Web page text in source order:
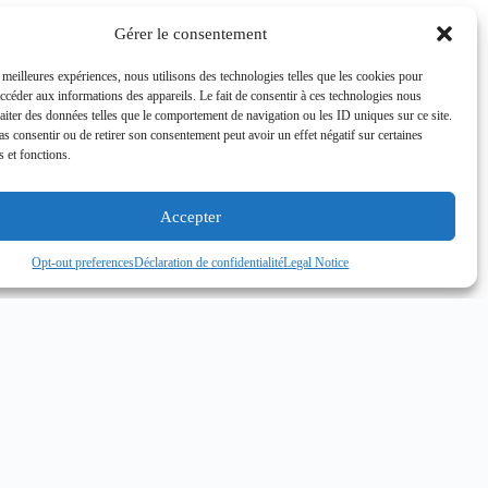
Gérer le consentement
expériences, nous utilisons des technologies telles que les cookies pour
aux informations des appareils. Le fait de consentir à ces technologies nous
des données telles que le comportement de navigation ou les ID uniques sur ce site.
consentir ou de retirer son consentement peut avoir un effet négatif sur certaines
et fonctions.
Accepter
Opt-out preferencesDéclaration de confidentialitéLegal Notice